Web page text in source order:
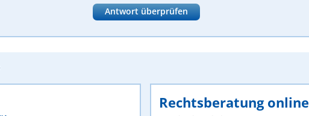
Antwort überprüfen
Rechtsberatung online